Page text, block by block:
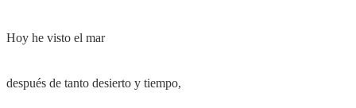
Hoy he visto el mar
después de tanto desierto y tiempo,